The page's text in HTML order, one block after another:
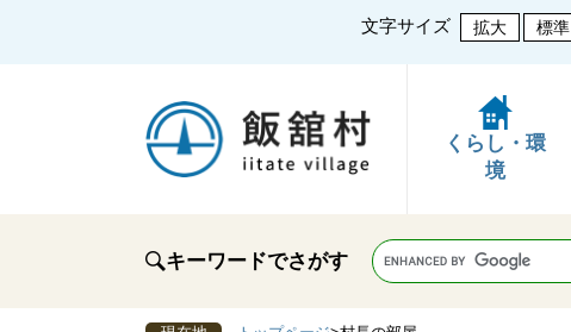
文字サイズ 拡大 標準
くらし・環
境
キーワードでさがす